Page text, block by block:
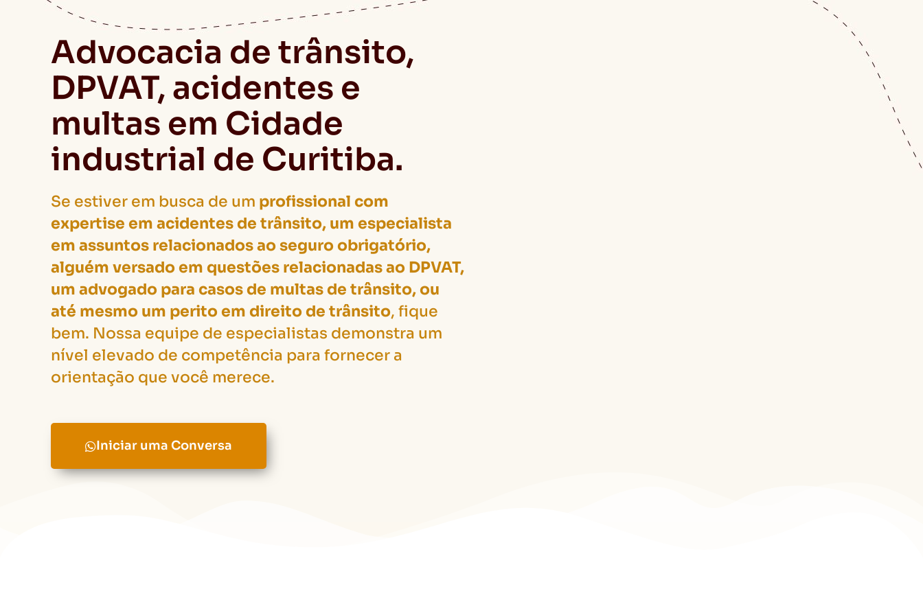
Advocacia de trânsito,
DPVAT, acidentes e
multas em Cidade
industrial de Curitiba.
Se estiver em busca de um profissional com
expertise em acidentes de trânsito, um especialista
em assuntos relacionados ao seguro obrigatório,
alguém versado em questões relacionadas ao DPVAT,
um advogado para casos de multas de trânsito, ou
até mesmo um perito em direito de trânsito, fique
bem. Nossa equipe de especialistas demonstra um
nível elevado de competência para fornecer a
orientação que você merece.
Iniciar uma Conversa